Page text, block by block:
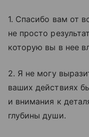
1. Спасибо вам от
не просто
которую вы в нее
2. Я не могу
ваших действиях
и внимания к
глубины души.